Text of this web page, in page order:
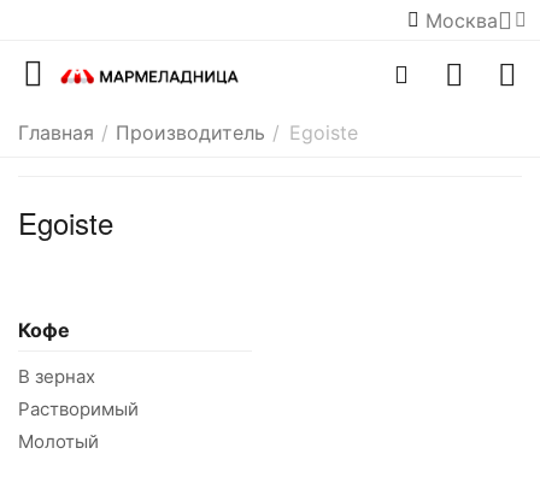
Москва
Главная / Производитель / Egoiste
Egoiste
Кофе
В зернах
Растворимый
Молотый